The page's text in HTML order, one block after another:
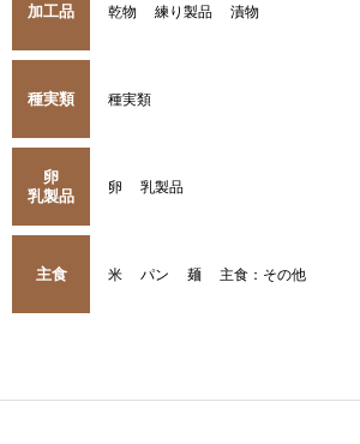
加工品 乾物 練り製品 漬物
種実類 種実類
卵
乳製品
卵 乳製品
主食 米 パン 麺 主食：その他